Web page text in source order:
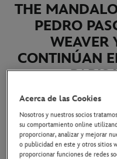
THE
PEDRO
WEAVER
CONTINÚAN
PARIS
12 de mayo de 2026
ESTRENO SOLO
Acerca de las Cookies
Nosotros y nuestros socios
su comportamiento online
proporcionar, analizar y mejorar
o publicidad en este y otros sitios
proporcionar funciones de redes